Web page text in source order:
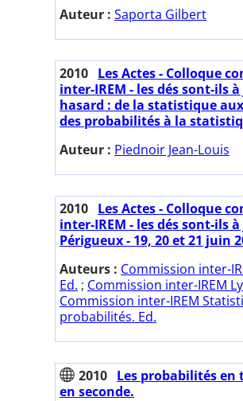
Auteur : Saporta Gilbert
2010 Les Actes - Colloque
inter-IREM - les dés sont-ils
hasard : de la statistique
des probabilités à la
Auteur : Piednoir Jean-Louis
2010 Les Actes - Colloque
inter-IREM - les dés sont-ils
Périgueux - 19, 20 et 21 juin
Auteurs : Commission inter-
Ed. ; Commission inter-IREM
Commission inter-IREM
probabilités. Ed.
2010 Les probabilités en
en seconde.